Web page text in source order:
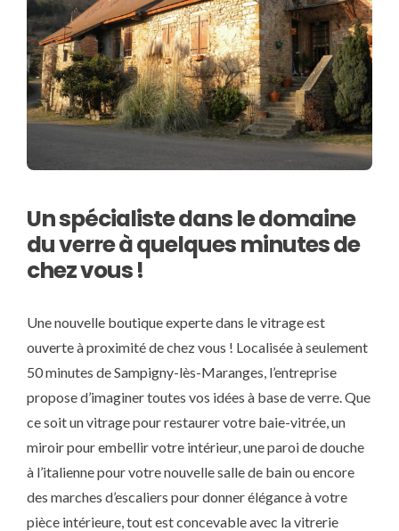
Un spécialiste dans le domaine
du verre à quelques minutes de
chez vous !
Une nouvelle boutique experte dans le vitrage est
ouverte à proximité de chez vous ! Localisée à seulement
50 minutes de Sampigny-lès-Maranges, l’entreprise
propose d’imaginer toutes vos idées à base de verre. Que
ce soit un vitrage pour restaurer votre baie-vitrée, un
miroir pour embellir votre intérieur, une paroi de douche
à l’italienne pour votre nouvelle salle de bain ou encore
des marches d’escaliers pour donner élégance à votre
pièce intérieure, tout est concevable avec la vitrerie